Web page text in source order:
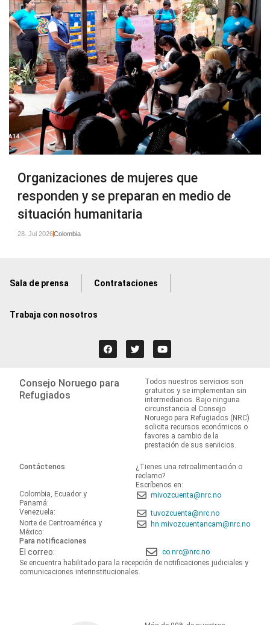
Organizaciones de mujeres que
responden y se preparan en medio de
situación humanitaria
28. Jul 2026Colombia
Sala de prensa Contrataciones
Trabaja con nosotros
Consejo Noruego para
Refugiados
Todos nuestros servicios son
gratuitos y se implementan sin
intermediarios. Bajo ninguna
circunstancia el Consejo
Noruego para Refugiados (NRC)
solicita recursos económicos o
favores a cambio de la
prestación de sus servicios.
Contáctenos
¿Tienes una retroalimentación o
reclamo?
Escríbenos en:
Colombia, Ecuador y
Panamá:
mivozcuenta@nrc.no
Venezuela:
tuvozcuenta@nrc.no
Norte de Centroamérica y
México:
hn.mivozcuentancam@nrc.no
Para notificaciones
El correo:
co.nrc@nrc.no
Se encuentra habilitado para la recepción de notificaciones judiciales y
comunicaciones interinstitucionales.